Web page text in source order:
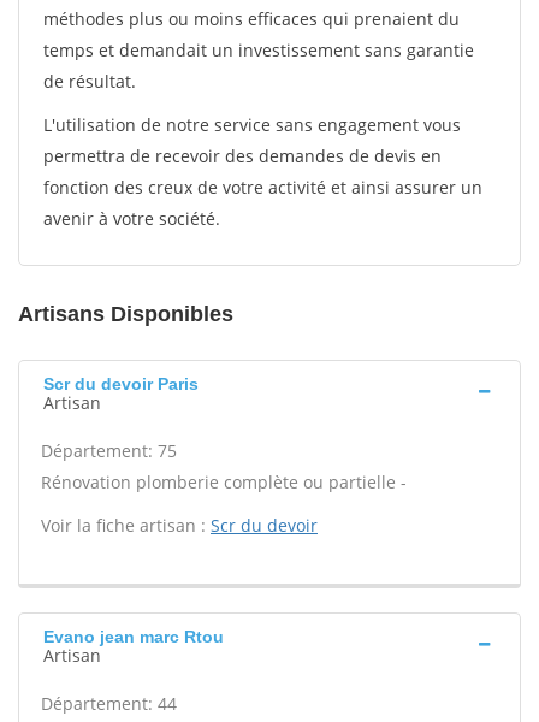
méthodes plus ou moins efficaces qui prenaient du
temps et demandait un investissement sans garantie
de résultat.
L'utilisation de notre service sans engagement vous
permettra de recevoir des demandes de devis en
fonction des creux de votre activité et ainsi assurer un
avenir à votre société.
Artisans Disponibles
Scr du devoir Paris
Artisan
Département: 75
Rénovation plomberie complète ou partielle -
Voir la fiche artisan : Scr du devoir
Evano jean marc Rtou
Artisan
Département: 44